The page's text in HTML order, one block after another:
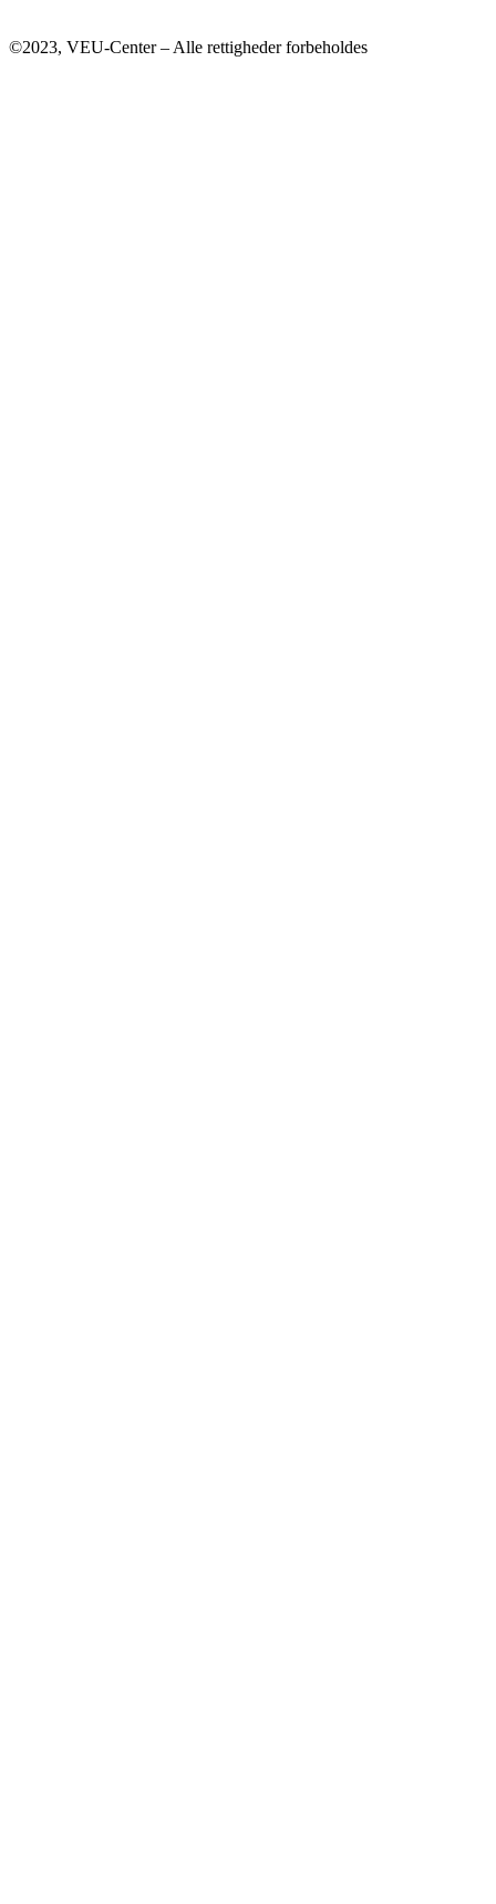
©2023, VEU-Center – Alle rettigheder forbeholdes